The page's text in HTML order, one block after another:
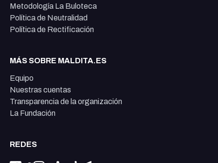
Metodología La Buloteca
Política de Neutralidad
Política de Rectificación
MÁS SOBRE MALDITA.ES
Equipo
Nuestras cuentas
Transparencia de la organización
La Fundación
REDES